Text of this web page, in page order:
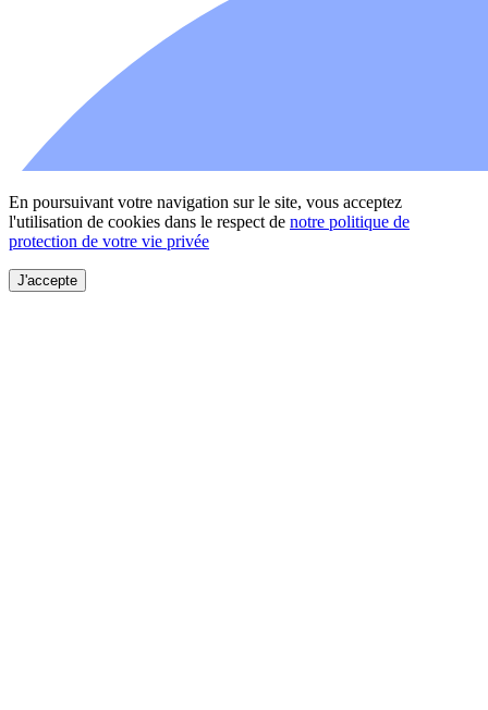
En poursuivant votre navigation sur le site, vous acceptez
l'utilisation de cookies dans le respect de notre politique de
protection de votre vie privée
J'accepte